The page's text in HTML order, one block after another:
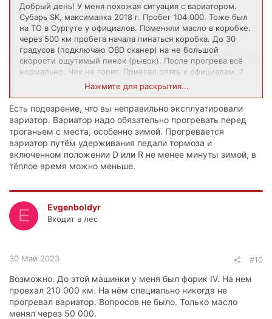
Добрый день! У меня похожая ситуация с вариатором.
Субарь SK, максималка 2018 г. Пробег 104 000. Тоже был
на ТО в Сургуте у официалов. Поменяли масло в коробке.
через 500 км пробега начала пинаться коробка. До 30
градусов (подключаю OBD сканер) на не большой
скорости ощутимый пинок (рывок). После прогрева всё
нормально. Чек не горит. Приехал опять к официалам. 7
часов ковырялись. Масло в норме, чистое. Ошибок нет.
Переобучили коробку. Проехал их спец. Пинок
офис. А там приговор. До дома ехал 350 км (Стрежевой)
всё нормально, никаких пинков.
Нажмите для раскрытия...
Есть подозрение, что вы неправильно эксплуатировали
вариатор. Вариатор надо обязательно прогревать перед
троганьем с места, особенно зимой. Прогревается
вариатор путём удерживания педали тормоза и
включенном положении D или R не менее минуты зимой, в
тёплое время можно меньше.
E Evgenboldyr
Входит в лес
30 Май 2023 #10
Возможно. До этой машинки у меня был форик IV. На нем
проехал 210 000 км. На нём специально никогда не
прогревал вариатор. Вопросов не было. Только масло
менял через 50 000.